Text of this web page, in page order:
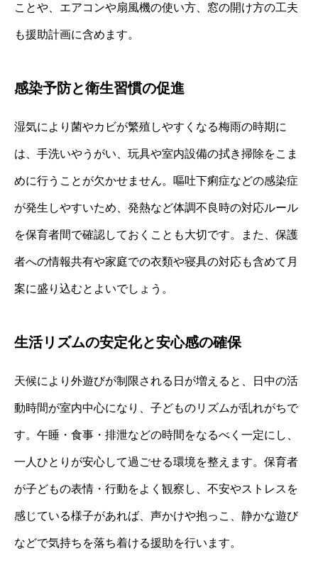
ことや、エアコンや扇風機の使い方、窓の開け方の工夫
も援助計画に含めます。
感染予防と衛生習慣の促進
湿気により菌やカビが繁殖しやすくなる梅雨の時期に
は、手洗いやうがい、玩具や室内設備の拭き掃除をこま
めに行うことが欠かせません。嘔吐下痢症などの感染症
が発生しやすいため、発熱など体調不良時の対応ルール
を保育者間で確認しておくことも大切です。また、保護
者への情報共有や家庭での衣類や寝具の対応も含めて月
案に盛り込むとよいでしょう。
生活リズムの安定化と安心感の確保
天候により外遊びが制限される日が増えると、日中の活
動時間が室内中心になり、子どものリズムが乱れがちで
す。午睡・食事・排泄などの時間をなるべく一定にし、
一人ひとりが安心して過ごせる環境を整えます。保育者
が子どもの表情・行動をよく観察し、不安やストレスを
感じている様子があれば、声かけや抱っこ、静かな遊び
などで気持ちを落ち着ける援助を行います。